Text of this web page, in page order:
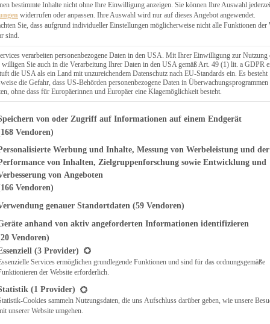
& QUICHES
bestimmte Inhalte nicht ohne Ihre Einwilligung anzeigen. Sie können Ihre Auswahl
widerrufen oder anpassen. Ihre Auswahl wird nur auf dieses Angebot angewendet.
Sie, dass aufgrund individueller Einstellungen möglicherweise nicht alle Funktionen der
sind.
verarbeiten personenbezogene Daten in den USA. Mit Ihrer Einwilligung zur Nutzung
willigen Sie auch in die Verarbeitung Ihrer Daten in den USA gemäß Art. 49 (1) lit. a GDPR
die USA als ein Land mit unzureichendem Datenschutz nach EU-Standards ein. Es besteht
die Gefahr, dass US-Behörden personenbezogene Daten in Überwachungsprogrammen
ohne dass für Europäerinnen und Europäer eine Klagemöglichkeit besteht.
finden Sie eine Liste der Zwecke des IAB Transparency and
von oder Zugriff auf Informationen auf einem Endgerät
Vendoren)
Werbung und Inhalte, Messung von Werbeleistung und der
von Inhalten, Zielgruppenforschung sowie Entwicklung und
von Angeboten
Vendoren)
genauer Standortdaten (59 Vendoren)
anhand von aktiv angeforderten Informationen identifizieren
Vendoren)
eine Liste der Service-Gruppen, für die eine Einwilligung erteilt werden
(3 Provider)
Services ermöglichen grundlegende Funktionen und sind für das ordnungsgemäße
der Website erforderlich.
(1 Provider)
Cookies sammeln Nutzungsdaten, die uns Aufschluss darüber geben, wie unsere
unserer Website umgehen.